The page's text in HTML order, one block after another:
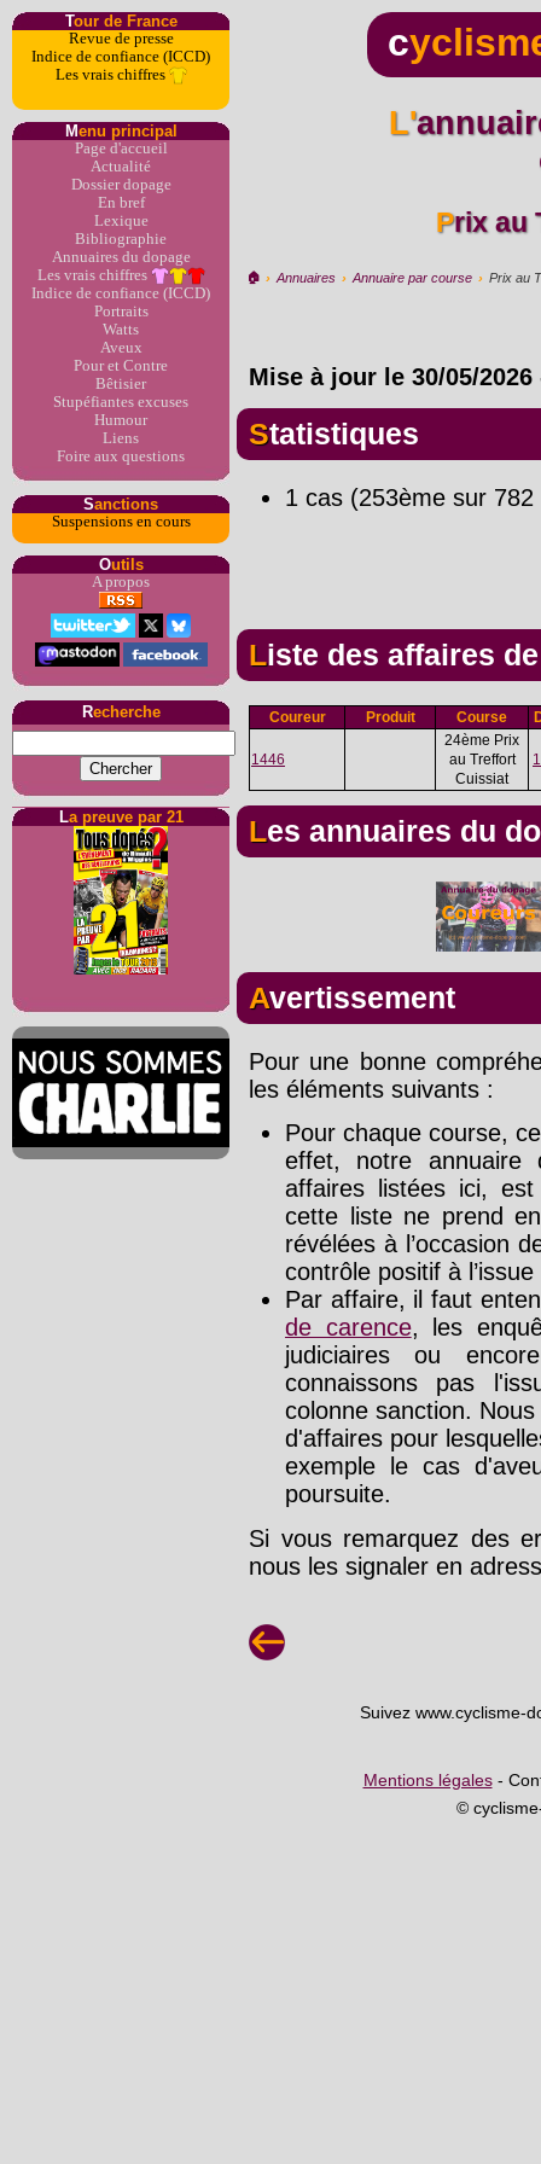
Tour de France
Revue de presse
Indice de confiance (ICCD)
Les vrais chiffres
Menu principal
Page d'accueil
Actualité
Dossier dopage
En bref
Lexique
Bibliographie
Annuaires du dopage
Les vrais chiffres
Indice de confiance (ICCD)
Portraits
Watts
Aveux
Pour et Contre
Bêtisier
Stupéfiantes excuses
Humour
Liens
Foire aux questions
Sanctions
Suspensions en cours
Outils
A propos
Recherche
La preuve par 21
c
L'annuaire du dopage par
Prix
🏠︎ › Annuaires › Annuaire par course › Prix au
Mise à jour le 30/05/2026
Statistiques
1 cas (253ème sur 782
Liste des affaires
Coureur Produit Course
1446
24ème Prix
au Treffort
Cuissiat
Les annuaires du
Avertissement
Pour une bonne
les éléments suivants :
Pour chaque course,
effet, notre annuaire
affaires listées ici,
cette liste ne prend
révélées à l’occasion
contrôle positif à
Par affaire, il faut
de carence, les
judiciaires ou
connaissons pas
colonne sanction.
d'affaires pour
exemple le cas
poursuite.
Si vous remarquez des
nous les signaler en
Suivez www.cyclisme-
Mentions légales-
©